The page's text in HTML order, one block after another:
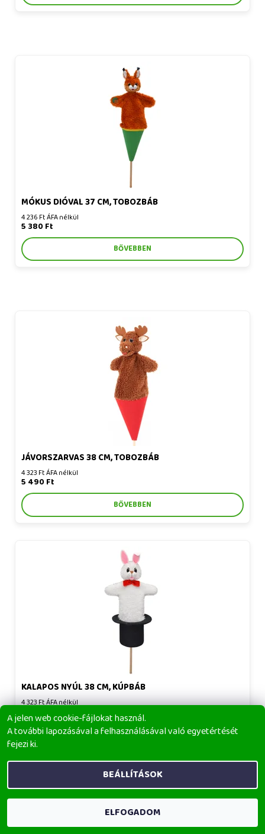
Mókus dióval 37 cm, tobozbáb
MÓKUS DIÓVAL 37 CM, TOBOZBÁB
4 236 Ft ÁFA nélkül
5 380 Ft
BŐVEBBEN
Jávorszarvas 38 cm, tobozbáb
JÁVORSZARVAS 38 CM, TOBOZBÁB
4 323 Ft ÁFA nélkül
5 490 Ft
BŐVEBBEN
KALAPOS NYÚL 38 CM, KÚPBÁB
4 323 Ft ÁFA nélkül
5 490 Ft
BŐVEBBEN
Hunter 55 cm 3 az 1-ben, kúpbáb
A jelen web cookie-fájlokat használ.
A további lapozásával a felhasználásával való egyetértését
fejezi ki.
BEÁLLÍTÁSOK
ELFOGADOM